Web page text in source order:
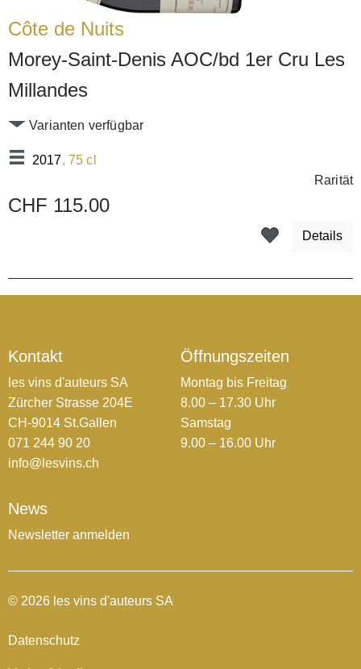
Côte de Nuits
Morey-Saint-Denis AOC/bd 1er Cru Les
Millandes
2017, 75 cl
Varianten verfügbar
Rarität
CHF 115.00
Details
Kontakt
les vins d'auteurs SA
Zürcher Strasse 204E
CH-9014 St.Gallen
071 244 90 20
info@lesvins.ch
Öffnungszeiten
Montag bis Freitag
8.00 – 17.30 Uhr
Samstag
9.00 – 16.00 Uhr
News
Newsletter anmelden
© 2026 les vins d'auteurs SA
Datenschutz